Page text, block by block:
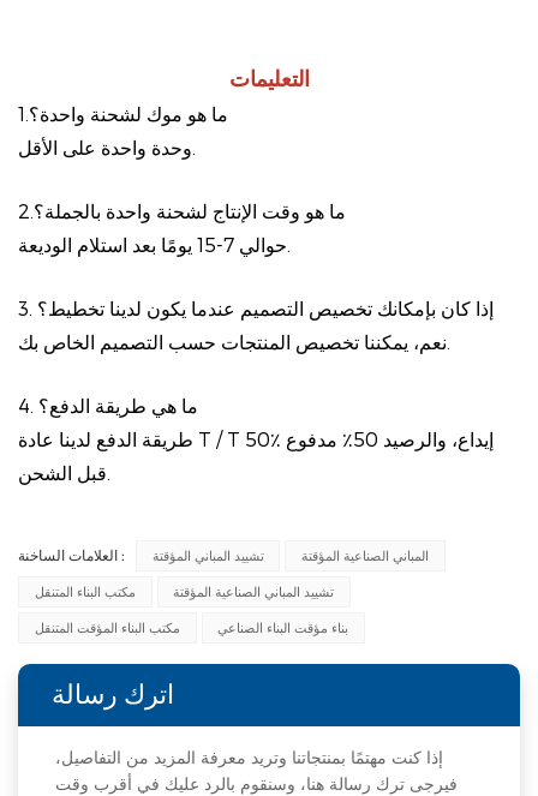
التعليمات
1.ما هو موك لشحنة واحدة؟
2.ما هو وقت الإنتاج لشحنة واحدة بالجملة؟
3. إذا كان بإمكانك تخصيص التصميم عندما يكون لدينا تخطيط؟
4. ما هي طريقة الدفع؟
طريقة الدفع لدينا عادة T / T 50٪ إيداع، والرصيد 50٪ مدفوع
العلامات الساخنة : تشييد المباني المؤقتة المباني الصناعية المؤقتة
مكتب البناء المتنقل تشييد المباني الصناعية المؤقتة
مكتب البناء المؤقت المتنقل بناء مؤقت البناء الصناعي
اترك رسالة
إذا كنت مهتمًا بمنتجاتنا وتريد معرفة المزيد من التفاصيل،
فيرجى ترك رسالة هنا، وسنقوم بالرد عليك في أقرب وقت